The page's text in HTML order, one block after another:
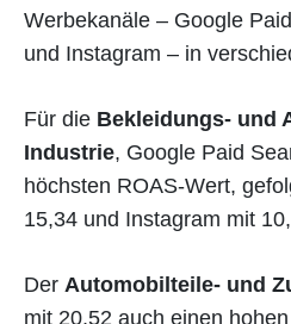
Werbekanäle – Google
und Instagram – in
Für die Bekleidungs- und
Industrie, Google Paid
höchsten ROAS-Wert,
15,34 und Instagram mit
Der Automobilteile- und
mit 20,52 auch einen